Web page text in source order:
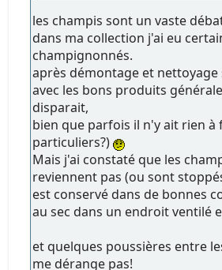
les champis sont un vaste
dans ma collection j'ai eu
champignonnés.
après démontage et nettoyage
avec les bons produits
disparait,
bien que parfois il n'y ait rien à
particuliers?)
Mais j'ai constaté que les
reviennent pas (ou sont
est conservé dans de bonnes
au sec dans un endroit ventilé
et quelques poussières entre
me dérange pas!